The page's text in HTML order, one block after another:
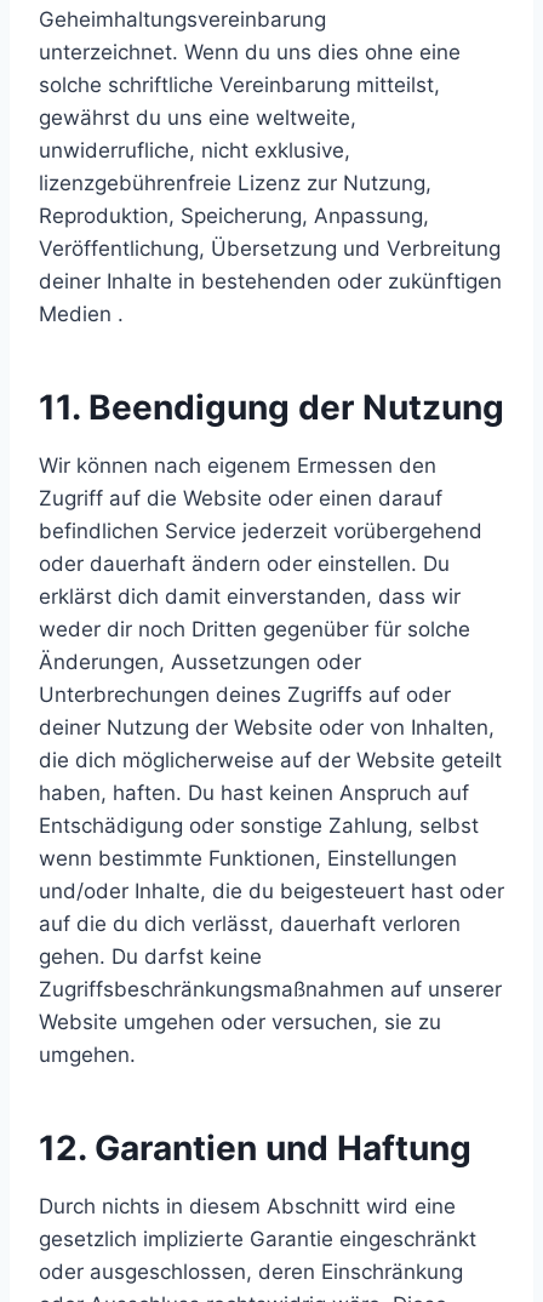
Geheimhaltungsvereinbarung
unterzeichnet. Wenn du uns dies ohne eine
solche schriftliche Vereinbarung mitteilst,
gewährst du uns eine weltweite,
unwiderrufliche, nicht exklusive,
lizenzgebührenfreie Lizenz zur Nutzung,
Reproduktion, Speicherung, Anpassung,
Veröffentlichung, Übersetzung und Verbreitung
deiner Inhalte in bestehenden oder zukünftigen
Medien .
11. Beendigung der Nutzung
Wir können nach eigenem Ermessen den
Zugriff auf die Website oder einen darauf
befindlichen Service jederzeit vorübergehend
oder dauerhaft ändern oder einstellen. Du
erklärst dich damit einverstanden, dass wir
weder dir noch Dritten gegenüber für solche
Änderungen, Aussetzungen oder
Unterbrechungen deines Zugriffs auf oder
deiner Nutzung der Website oder von Inhalten,
die dich möglicherweise auf der Website geteilt
haben, haften. Du hast keinen Anspruch auf
Entschädigung oder sonstige Zahlung, selbst
wenn bestimmte Funktionen, Einstellungen
und/oder Inhalte, die du beigesteuert hast oder
auf die du dich verlässt, dauerhaft verloren
gehen. Du darfst keine
Zugriffsbeschränkungsmaßnahmen auf unserer
Website umgehen oder versuchen, sie zu
umgehen.
12. Garantien und Haftung
Durch nichts in diesem Abschnitt wird eine
gesetzlich implizierte Garantie eingeschränkt
oder ausgeschlossen, deren Einschränkung